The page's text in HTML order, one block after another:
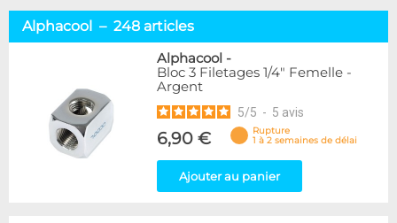
Catégorie
Embouts tuyaux souples
Embouts tubes rigides
110
18
Adaptateurs
338
Marque
Alphacool
52
55
Alphacool – 248 articles
Alphacool -
Bloc 3 Filetages 1/4" Femelle -
Argent
5/5 - 5 avis
6,90 €
Rupture
1 à 2 semaines de délai
Ajouter au panier